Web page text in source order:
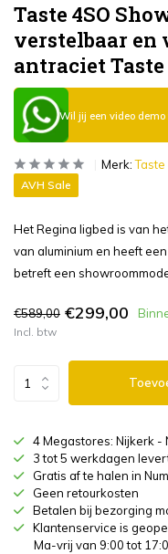
Taste 4SO
verstelbaar en
antraciet Taste
Wil jij een video
Merk:Taste
AVH Sale
Het Regina ligbed is van
van aluminium en heeft
betreft een
€589,00 €299,00
Incl. btw
4 Megastores: Nijkerk -
3 tot 5 werkdagen
Gratis af te halen in
Geen retourkosten
Betalen bij bezorging
Klantenservice is
Ma-vrij van 9:00 tot